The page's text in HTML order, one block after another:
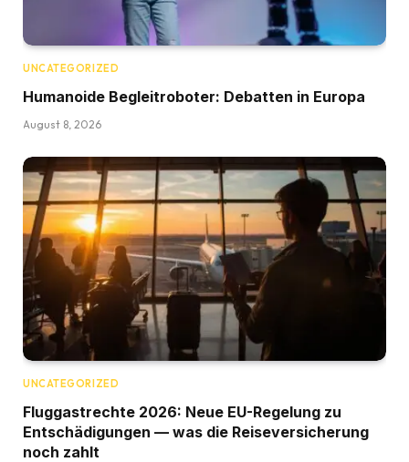
UNCATEGORIZED
Humanoide Begleitroboter: Debatten in Europa
August 8, 2026
UNCATEGORIZED
Fluggastrechte 2026: Neue EU-Regelung zu
Entschädigungen — was die Reiseversicherung
noch zahlt